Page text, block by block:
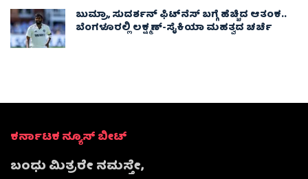
ಬುಮ್ರಾ, ಸುದರ್ಶನ್ ಫಿಟ್‌ನೆಸ್ ಬಗ್ಗೆ ಹೆಚ್ಚಿದ ಆತಂಕ..
ಬೆಂಗಳೂರಲ್ಲಿ ಲಕ್ಷ್ಮಣ್-ಸೈಕಿಯಾ ಮಹತ್ವದ ಚರ್ಚೆ
ಕರ್ನಾಟಕ ನ್ಯೂಸ್ ಬೀಟ್
ಬಂಧು ಮಿತ್ರರೇ ನಮಸ್ತೇ,